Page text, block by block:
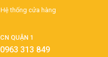
Hệ thống cửa hàng
CN QUẬN 1
0963 313 849